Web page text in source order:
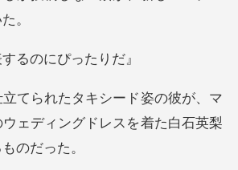
るのに
彼が、マ
ェディングドレ